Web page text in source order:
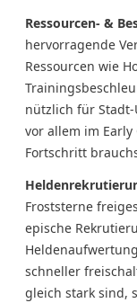
Ressourcen- &
hervorragende
Ressourcen wie
nützlich für
vor allem im
Fortschritt
Froststerne
epische
schneller
gleich stark sind,